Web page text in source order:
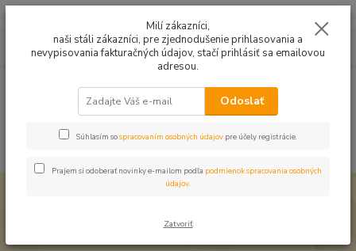
0949224331
9:00 -14:30
za0,00 EUR
Bavlna Plody záhradné digi
Bavlna Plody záhradné digi
Milí zákazníci,
naši stáli zákazníci, pre zjednodušenie prihlasovania a
nevypisovania fakturačných údajov, stačí prihlásiť sa emailovou
adresou.
Odoslať
Súhlasím sospracovaním osobných údajov pre účely registrácie.
Prajem si odoberať novinky e-mailom podľa podmienok spracovania osobných
údajov.
Zatvoriť